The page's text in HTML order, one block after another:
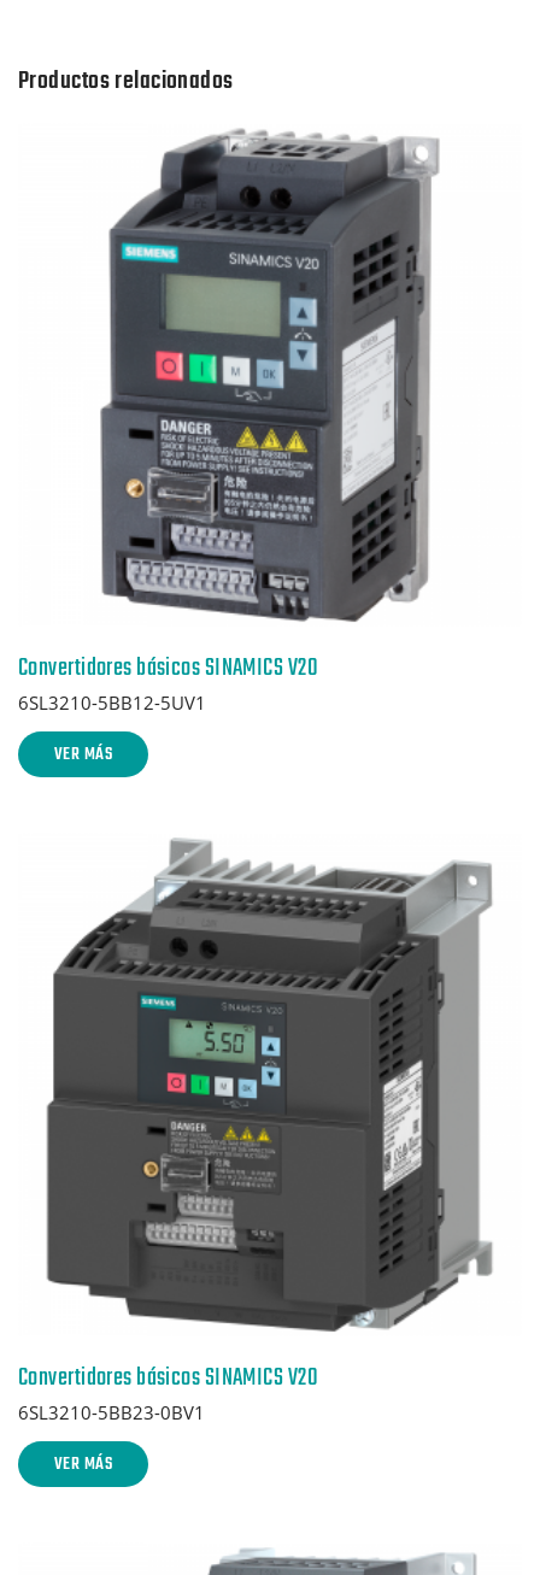
Productos relacionados
Convertidores básicos SINAMICS V20
6SL3210-5BB12-5UV1
VER MÁS
Convertidores básicos SINAMICS V20
6SL3210-5BB23-0BV1
VER MÁS